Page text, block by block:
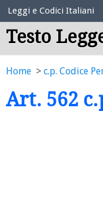
Elenco Codici Legali
Leggi e Codici Italiani
Testo
Home c.p. Codice
Art. 562